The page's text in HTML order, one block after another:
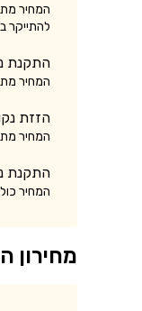
להתייקר בכ-
התקנת
המחיר מתייחס לנקודת
הזזת
המחיר מתייחס להזזת שקע או
התקנת
המחיר
מחירון